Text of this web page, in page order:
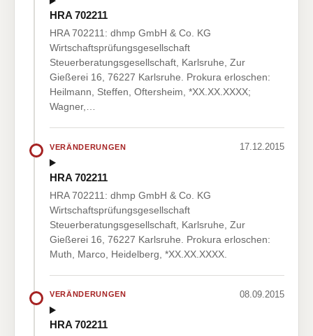
HRA 702211
HRA 702211: dhmp GmbH & Co. KG
Wirtschaftsprüfungsgesellschaft
Steuerberatungsgesellschaft, Karlsruhe, Zur
Gießerei 16, 76227 Karlsruhe. Prokura erloschen:
Heilmann, Steffen, Oftersheim, *XX.XX.XXXX;
Wagner,…
VERÄNDERUNGEN 17.12.2015
HRA 702211
HRA 702211: dhmp GmbH & Co. KG
Wirtschaftsprüfungsgesellschaft
Steuerberatungsgesellschaft, Karlsruhe, Zur
Gießerei 16, 76227 Karlsruhe. Prokura erloschen:
Muth, Marco, Heidelberg, *XX.XX.XXXX.
VERÄNDERUNGEN 08.09.2015
HRA 702211